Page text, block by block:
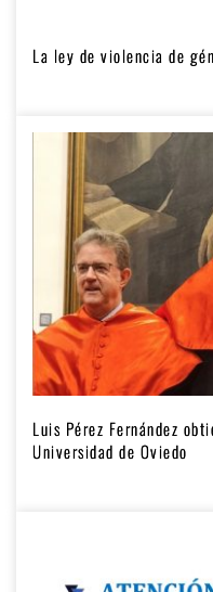
La ley de violencia de
Luis Pérez Fernández
Universidad de Oviedo